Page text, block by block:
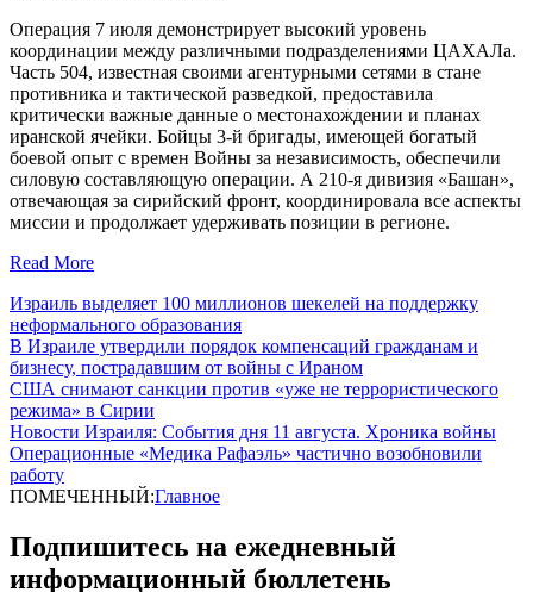
Операция 7 июля демонстрирует высокий уровень
координации между различными подразделениями ЦАХАЛа.
Часть 504, известная своими агентурными сетями в стане
противника и тактической разведкой, предоставила
критически важные данные о местонахождении и планах
иранской ячейки. Бойцы 3-й бригады, имеющей богатый
боевой опыт с времен Войны за независимость, обеспечили
силовую составляющую операции. А 210-я дивизия «Башан»,
отвечающая за сирийский фронт, координировала все аспекты
миссии и продолжает удерживать позиции в регионе.
Read More
Израиль выделяет 100 миллионов шекелей на поддержку
неформального образования
В Израиле утвердили порядок компенсаций гражданам и
бизнесу, пострадавшим от войны с Ираном
США снимают санкции против «уже не террористического
режима» в Сирии
Новости Израиля: События дня 11 августа. Хроника войны
Операционные «Медика Рафаэль» частично возобновили
работу
ПОМЕЧЕННЫЙ:Главное
Подпишитесь на ежедневный
информационный бюллетень